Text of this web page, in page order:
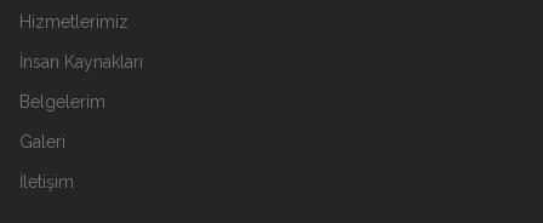
Hizmetlerimiz
İnsan Kaynakları
Belgelerim
Galeri
İletişim